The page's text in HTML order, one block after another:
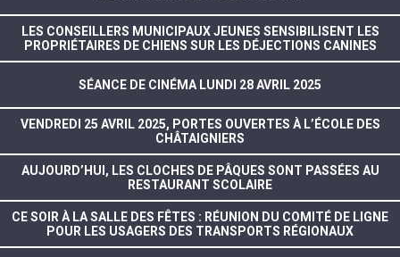
LES CONSEILLERS MUNICIPAUX JEUNES SENSIBILISENT LES
PROPRIÉTAIRES DE CHIENS SUR LES DÉJECTIONS CANINES
SÉANCE DE CINÉMA LUNDI 28 AVRIL 2025
VENDREDI 25 AVRIL 2025, PORTES OUVERTES À L’ÉCOLE DES
CHÂTAIGNIERS
AUJOURD’HUI, LES CLOCHES DE PÂQUES SONT PASSÉES AU
RESTAURANT SCOLAIRE
CE SOIR À LA SALLE DES FÊTES : RÉUNION DU COMITÉ DE LIGNE
POUR LES USAGERS DES TRANSPORTS RÉGIONAUX